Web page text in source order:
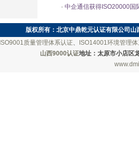
· 中企通信获得ISO20000国
版权所有： 北京中鼎乾元认证有限公司山
ISO9001质量管理体系认证、
ISO14001环境管理
山西9000认证地址：太原市小店区